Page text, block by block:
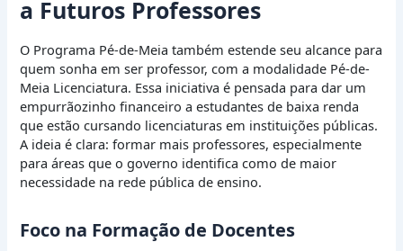
a Futuros Professores
O Programa Pé-de-Meia também estende seu alcance para
quem sonha em ser professor, com a modalidade Pé-de-
Meia Licenciatura. Essa iniciativa é pensada para dar um
empurrãozinho financeiro a estudantes de baixa renda
que estão cursando licenciaturas em instituições públicas.
A ideia é clara: formar mais professores, especialmente
para áreas que o governo identifica como de maior
necessidade na rede pública de ensino.
Foco na Formação de Docentes